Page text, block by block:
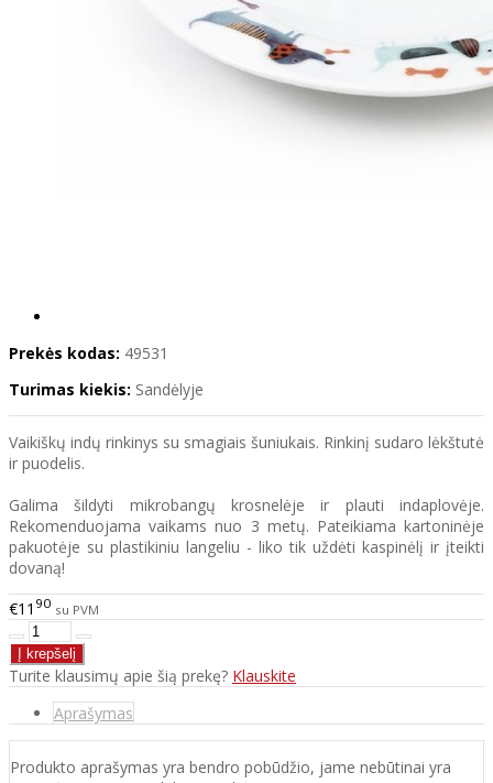
Prekės kodas: 49531
Turimas kiekis: Sandėlyje
Vaikiškų indų rinkinys su smagiais šuniukais. Rinkinį sudaro lėkštutė
ir puodelis.
Galima šildyti mikrobangų krosnelėje ir plauti indaplovėje.
Rekomenduojama vaikams nuo 3 metų. Pateikiama kartoninėje
pakuotėje su plastikiniu langeliu - liko tik uždėti kaspinėlį ir įteikti
dovaną!
€11 90 su PVM
Turite klausimų apie šią prekę? Klauskite
Aprašymas
Produkto aprašymas yra bendro pobūdžio, jame nebūtinai yra